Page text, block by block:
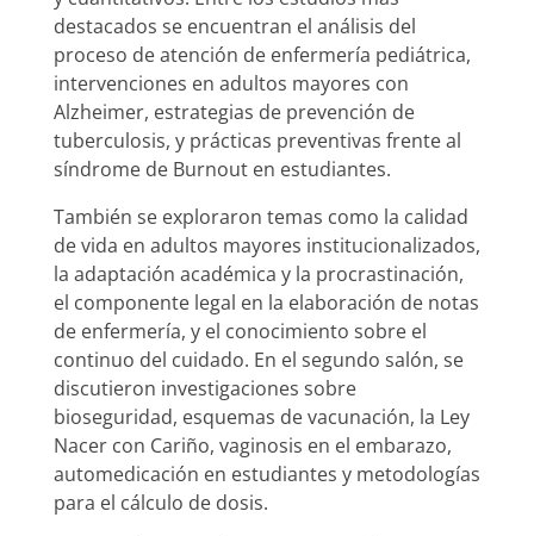
destacados se encuentran el análisis del
proceso de atención de enfermería pediátrica,
intervenciones en adultos mayores con
Alzheimer, estrategias de prevención de
tuberculosis, y prácticas preventivas frente al
síndrome de Burnout en estudiantes.
También se exploraron temas como la calidad
de vida en adultos mayores institucionalizados,
la adaptación académica y la procrastinación,
el componente legal en la elaboración de notas
de enfermería, y el conocimiento sobre el
continuo del cuidado. En el segundo salón, se
discutieron investigaciones sobre
bioseguridad, esquemas de vacunación, la Ley
Nacer con Cariño, vaginosis en el embarazo,
automedicación en estudiantes y metodologías
para el cálculo de dosis.